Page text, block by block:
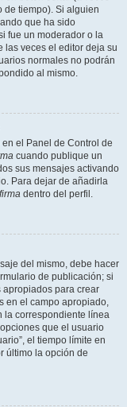
de tiempo). Si alguien
que ha sido
fue un moderador o la
las veces el editor deja su
normales no podrán
al mismo.
el Panel de Control de
cuando publique un
sus mensajes activando
Para dejar de añadirla
dentro del perfil.
del mismo, debe hacer
de publicación; si
para crear
en el campo apropiado,
la correspondiente línea
que el usuario
el tiempo límite en
último la opción de